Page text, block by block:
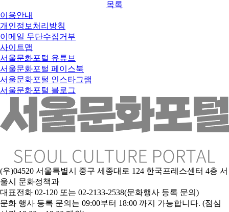
목록
이용안내
개인정보처리방침
이메일 무단수집거부
사이트맵
서울문화포털 유튜브
서울문화포털 페이스북
서울문화포털 인스타그램
서울문화포털 블로그
(우)04520 서울특별시 중구 세종대로 124 한국프레스센터 4층 서
울시 문화정책과
대표전화 02-120 또는 02-2133-2538(문화행사 등록 문의)
문화 행사 등록 문의는 09:00부터 18:00 까지 가능합니다. (점심